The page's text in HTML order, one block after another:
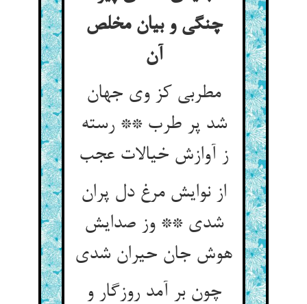
چنگی و بیان مخلص
آن‌‌
مطربی کز وی جهان
شد پر طرب ** رسته
از نوایش مرغ دل پران
شدی ** وز صدایش
چون بر آمد روزگار و